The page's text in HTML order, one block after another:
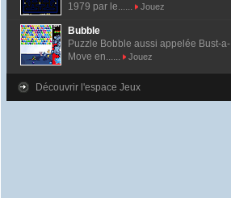
1979 par le......
Jouez
Bubble
Puzzle Bobble aussi appelée Bust-a-
Move en......
Jouez
Découvrir l'espace Jeux